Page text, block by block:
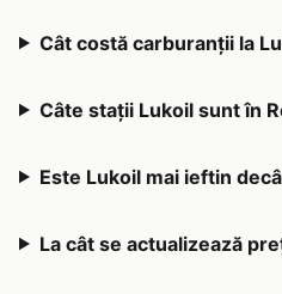
Cât costă carburanții la
Câte stații Lukoil sunt în
Este Lukoil mai ieftin
La cât se actualizează